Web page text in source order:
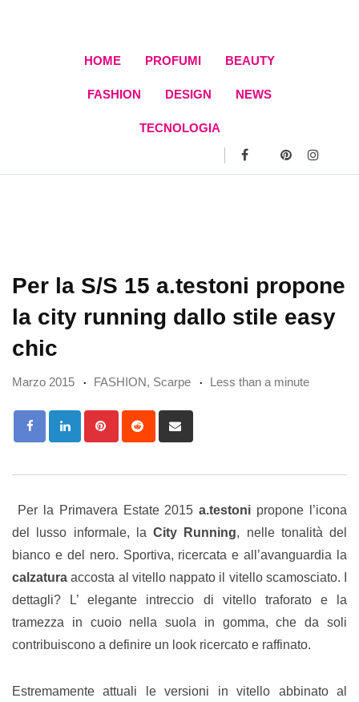
HOME PROFUMI BEAUTY
FASHION DESIGN NEWS
TECNOLOGIA
Per la S/S 15 a.testoni propone
la city running dallo stile easy
chic
Marzo 2015 FASHION, Scarpe Less than a minute
PinterestReddit
via
Per la Primavera Estate 2015a.testoni propone l’icona
del lusso informale, la City Running, nelle tonalità del
bianco e del nero. Sportiva, ricercata e all’avanguardia la
calzatura accosta al vitello nappato il vitello scamosciato. I
dettagli? L’ elegante intreccio di vitello traforato e la
tramezza in cuoio nella suola in gomma, che da soli
contribuiscono a definire un look ricercato e raffinato.
Estremamente attuali le versioni in vitello abbinato al